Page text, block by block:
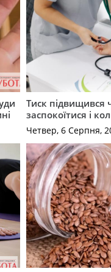
Тиск підвищився
заспокоїтися і
Четвер, 6 Серпня,